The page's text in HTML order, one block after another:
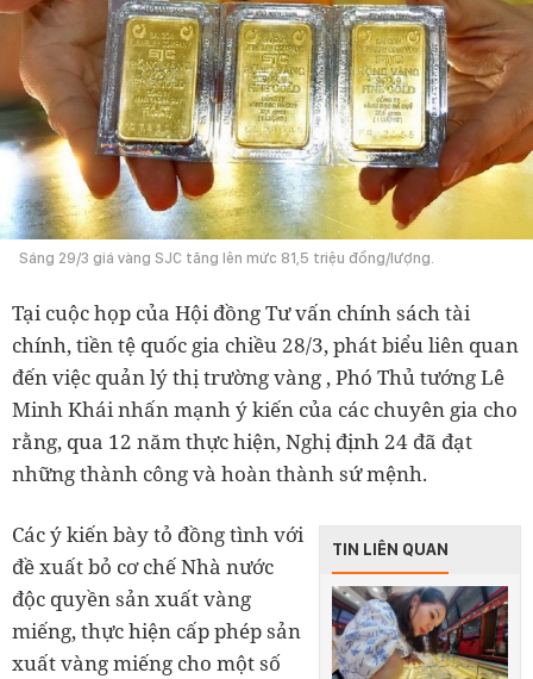
Sáng 29/3 giá vàng SJC tăng lên mức 81,5 triệu đồng/lượng.
Tại cuộc họp của Hội đồng Tư vấn chính sách tài
chính, tiền tệ quốc gia chiều 28/3, phát biểu liên quan
đến việc quản lý thị trường vàng , Phó Thủ tướng Lê
Minh Khái nhấn mạnh ý kiến của các chuyên gia cho
rằng, qua 12 năm thực hiện, Nghị định 24 đã đạt
những thành công và hoàn thành sứ mệnh.
TIN LIÊN QUAN
Các ý kiến bày tỏ đồng tình với
đề xuất bỏ cơ chế Nhà nước
độc quyền sản xuất vàng
miếng, thực hiện cấp phép sản
xuất vàng miếng cho một số